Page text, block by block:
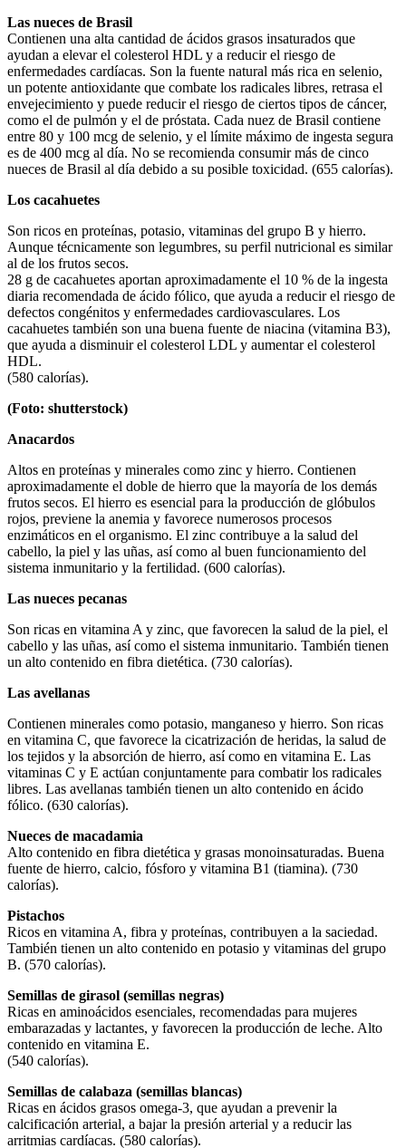
Las nueces de Brasil
Contienen una alta cantidad de ácidos grasos insaturados que
ayudan a elevar el colesterol HDL y a reducir el riesgo de
enfermedades cardíacas. Son la fuente natural más rica en selenio,
un potente antioxidante que combate los radicales libres, retrasa el
envejecimiento y puede reducir el riesgo de ciertos tipos de cáncer,
como el de pulmón y el de próstata. Cada nuez de Brasil contiene
entre 80 y 100 mcg de selenio, y el límite máximo de ingesta segura
es de 400 mcg al día. No se recomienda consumir más de cinco
nueces de Brasil al día debido a su posible toxicidad. (655 calorías).
Los cacahuetes
Son ricos en proteínas, potasio, vitaminas del grupo B y hierro.
Aunque técnicamente son legumbres, su perfil nutricional es similar
al de los frutos secos.
28 g de cacahuetes aportan aproximadamente el 10 % de la ingesta
diaria recomendada de ácido fólico, que ayuda a reducir el riesgo de
defectos congénitos y enfermedades cardiovasculares. Los
cacahuetes también son una buena fuente de niacina (vitamina B3),
que ayuda a disminuir el colesterol LDL y aumentar el colesterol
HDL.
(580 calorías).
(Foto: shutterstock)
Anacardos
Altos en proteínas y minerales como zinc y hierro. Contienen
aproximadamente el doble de hierro que la mayoría de los demás
frutos secos. El hierro es esencial para la producción de glóbulos
rojos, previene la anemia y favorece numerosos procesos
enzimáticos en el organismo. El zinc contribuye a la salud del
cabello, la piel y las uñas, así como al buen funcionamiento del
sistema inmunitario y la fertilidad. (600 calorías).
Las nueces pecanas
Son ricas en vitamina A y zinc, que favorecen la salud de la piel, el
cabello y las uñas, así como el sistema inmunitario. También tienen
un alto contenido en fibra dietética. (730 calorías).
Las avellanas
Contienen minerales como potasio, manganeso y hierro. Son ricas
en vitamina C, que favorece la cicatrización de heridas, la salud de
los tejidos y la absorción de hierro, así como en vitamina E. Las
vitaminas C y E actúan conjuntamente para combatir los radicales
libres. Las avellanas también tienen un alto contenido en ácido
fólico. (630 calorías).
Nueces de macadamia
Alto contenido en fibra dietética y grasas monoinsaturadas. Buena
fuente de hierro, calcio, fósforo y vitamina B1 (tiamina). (730
calorías).
Pistachos
Ricos en vitamina A, fibra y proteínas, contribuyen a la saciedad.
También tienen un alto contenido en potasio y vitaminas del grupo
B. (570 calorías).
Semillas de girasol (semillas negras)
Ricas en aminoácidos esenciales, recomendadas para mujeres
embarazadas y lactantes, y favorecen la producción de leche. Alto
contenido en vitamina E.
(540 calorías).
Semillas de calabaza (semillas blancas)
Ricas en ácidos grasos omega-3, que ayudan a prevenir la
calcificación arterial, a bajar la presión arterial y a reducir las
arritmias cardíacas. (580 calorías).